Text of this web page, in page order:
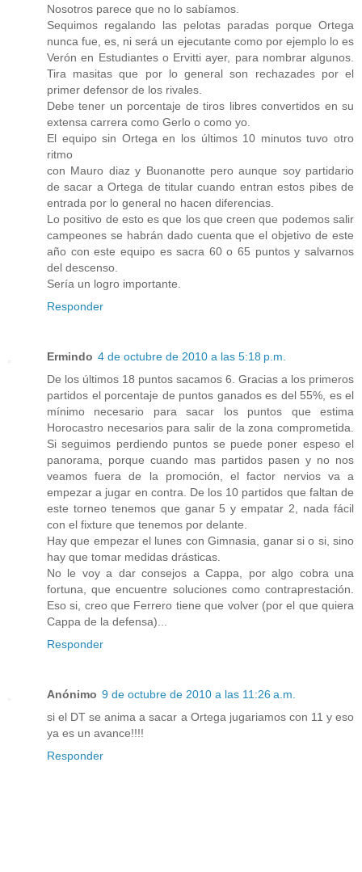
Nosotros parece que no lo sabíamos.
Sequimos regalando las pelotas paradas porque Ortega
nunca fue, es, ni será un ejecutante como por ejemplo lo es
Verón en Estudiantes o Ervitti ayer, para nombrar algunos.
Tira masitas que por lo general son rechazades por el
primer defensor de los rivales.
Debe tener un porcentaje de tiros libres convertidos en su
extensa carrera como Gerlo o como yo.
El equipo sin Ortega en los últimos 10 minutos tuvo otro
ritmo
con Mauro diaz y Buonanotte pero aunque soy partidario
de sacar a Ortega de titular cuando entran estos pibes de
entrada por lo general no hacen diferencias.
Lo positivo de esto es que los que creen que podemos salir
campeones se habrán dado cuenta que el objetivo de este
año con este equipo es sacra 60 o 65 puntos y salvarnos
del descenso.
Sería un logro importante.
Responder
Ermindo 4 de octubre de 2010 a las 5:18 p.m.
De los últimos 18 puntos sacamos 6. Gracias a los primeros
partidos el porcentaje de puntos ganados es del 55%, es el
mínimo necesario para sacar los puntos que estima
Horocastro necesarios para salir de la zona comprometida.
Si seguimos perdiendo puntos se puede poner espeso el
panorama, porque cuando mas partidos pasen y no nos
veamos fuera de la promoción, el factor nervios va a
empezar a jugar en contra. De los 10 partidos que faltan de
este torneo tenemos que ganar 5 y empatar 2, nada fácil
con el fixture que tenemos por delante.
Hay que empezar el lunes con Gimnasia, ganar si o si, sino
hay que tomar medidas drásticas.
No le voy a dar consejos a Cappa, por algo cobra una
fortuna, que encuentre soluciones como contraprestación.
Eso si, creo que Ferrero tiene que volver (por el que quiera
Cappa de la defensa)...
Responder
Anónimo 9 de octubre de 2010 a las 11:26 a.m.
si el DT se anima a sacar a Ortega jugariamos con 11 y eso
ya es un avance!!!!
Responder